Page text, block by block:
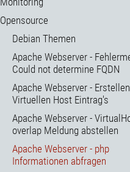
Opensource
Debian Themen
Apache Webserver -
Could not determine FQDN
Apache Webserver -
Virtuellen Host Eintrag's
Apache Webserver -
overlap Meldung abstellen
Apache Webserver - php
Informationen abfragen